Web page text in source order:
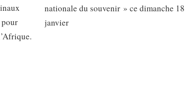
nationale du souvenir » ce dimanche 18
janvier